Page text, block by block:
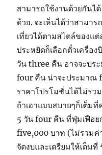
สามารถใช้งานด้วยกันไ
ด้วย. จะเห็นได้ว่าสามา
เที่ยวได้ตามสไตล์ของแ
ประหยัดก็เลือกตั๋วเครื่อ
วัน three คืน อาจจะปร
four คืน น่าจะประมาณ
ราคาโปรโมชั่นได้ไม่รว
ถ้าเอาแบบสบายๆก็เต็ม
5 วัน four คืน ที่ฟุ่มเฟือ
five,000 บาท (ไม่รวมค่
จัดงบและเตรียมให้เต็มที่